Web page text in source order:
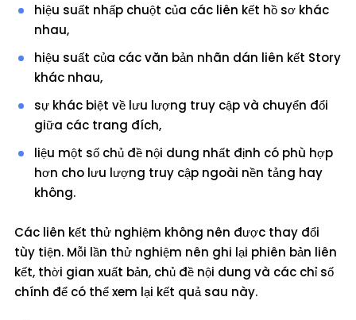
hiệu suất nhấp chuột của các liên kết hồ sơ khác
nhau,
hiệu suất của các văn bản nhãn dán liên kết Story
khác nhau,
sự khác biệt về lưu lượng truy cập và chuyển đổi
giữa các trang đích,
liệu một số chủ đề nội dung nhất định có phù hợp
hơn cho lưu lượng truy cập ngoài nền tảng hay
không.
Các liên kết thử nghiệm không nên được thay đổi
tùy tiện. Mỗi lần thử nghiệm nên ghi lại phiên bản liên
kết, thời gian xuất bản, chủ đề nội dung và các chỉ số
chính để có thể xem lại kết quả sau này.